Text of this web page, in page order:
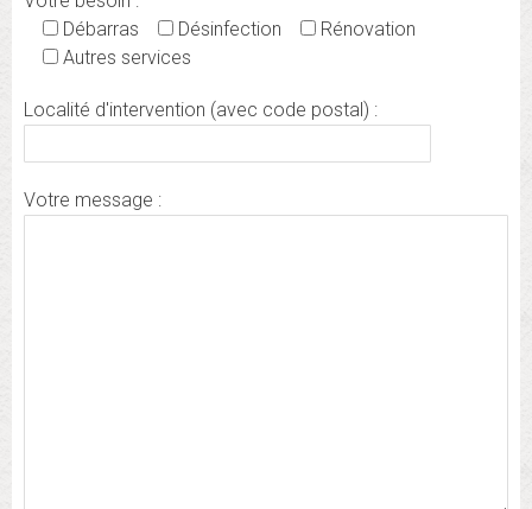
Débarras
Désinfection
Rénovation
Autres services
Localité d'intervention (avec code postal) :
Votre message :